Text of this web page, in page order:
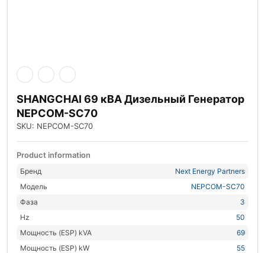
SHANGCHAI 69 кВА Дизельный Генератор
NEPCOM-SC70
SKU: NEPCOM-SC70
Product information
Бренд
Next Energy Partners
Модель
NEPCOM-SC70
Фаза
3
Hz
50
Мощность (ESP) kVA
69
Мощность (ESP) kW
55